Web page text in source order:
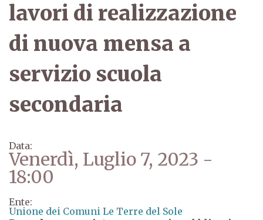
lavori di realizzazione
di nuova mensa a
servizio scuola
secondaria
Data:
Venerdì, Luglio 7, 2023 -
18:00
Ente:
Unione dei Comuni Le Terre del Sole